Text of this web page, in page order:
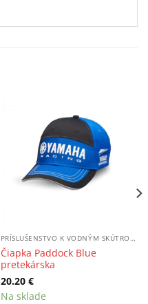
PRÍSLUŠENSTVO K VODNÝM SKÚTROM / LODIAM
Čiapka Paddock Blue
pretekárska
20.20 €
Na sklade